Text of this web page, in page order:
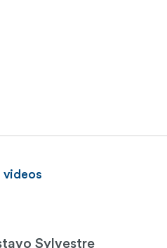
videos
Sylvestre